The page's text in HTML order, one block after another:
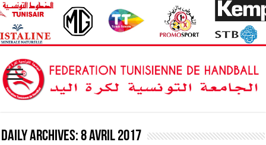
Daily Archives:8 avril 2017